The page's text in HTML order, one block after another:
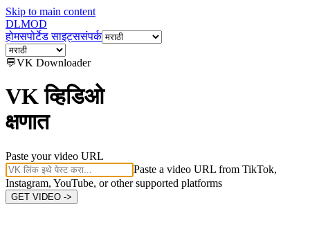
Skip to main content
DLMOD
होमसपोर्टेड साइट्ससंपर्क
💬VK Downloader
VK व्हिडिओ
क्षणात
Paste your video URL
Paste a video URL from TikTok,
Instagram, YouTube, or other supported platforms
GET VIDEO ->